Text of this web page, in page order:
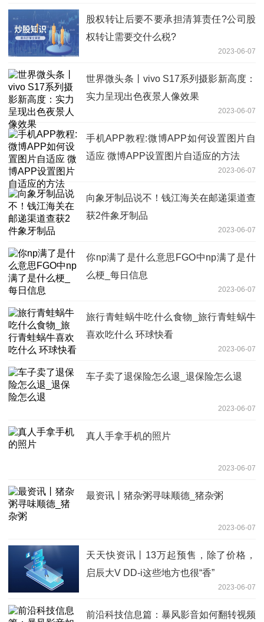
股权转让后要不要承担清算责任?公司股
权转让需要交什么税?
2023-06-07
世界微头条丨vivo S17系列摄影新高度：
实力呈现出色夜景人像效果
2023-06-07
手机APP教程:微博APP如何设置图片自
适应 微博APP设置图片自适应的方法
2023-06-07
向象牙制品说不！钱江海关在邮递渠道查
获2件象牙制品
2023-06-07
你np满了是什么意思FGO中np满了是什
么梗_每日信息
2023-06-07
旅行青蛙蜗牛吃什么食物_旅行青蛙蜗牛
喜欢吃什么 环球快看
2023-06-07
车子卖了退保险怎么退_退保险怎么退
2023-06-07
真人手拿手机的照片
2023-06-07
最资讯丨猪杂粥寻味顺德_猪杂粥
2023-06-07
天天快资讯丨13万起预售，除了价格，
启辰大V DD-i这些地方也很“香”
2023-06-07
前沿科技信息篇：暴风影音如何翻转视频